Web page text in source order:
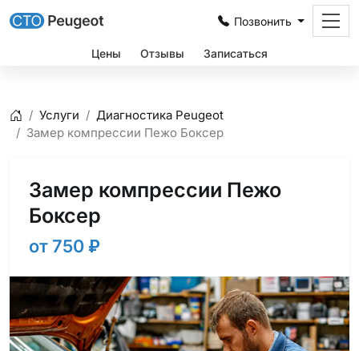
Позвонить
Цены Отзывы Записаться
ГлавнаяУслуги
Диагностика Peugeot
Замер компрессии Пежо Боксер
Замер компрессии Пежо
Боксер
от 750 ₽